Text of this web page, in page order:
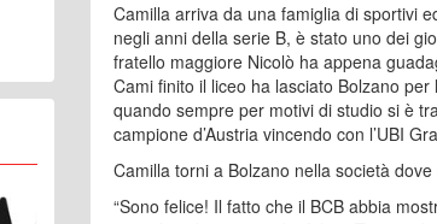
Camilla arriva da una famiglia di sportivi
negli anni della serie B, è stato uno dei
fratello maggiore Nicolò ha appena
Cami finito il liceo ha lasciato Bolzano
quando sempre per motivi di studio si è
campione d’Austria vincendo con l’UBI
Camilla torni a Bolzano nella società
“Sono felice! Il fatto che il BCB abbia